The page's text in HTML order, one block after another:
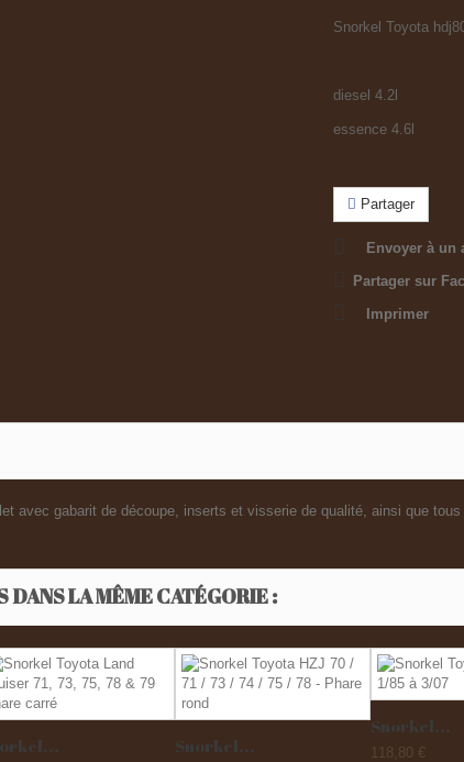
Snorkel Toyota
diesel 4.2l
essence 4.6l
Partager
Envoyer à un
Partager sur
Imprimer
avec gabarit de découpe, inserts et visserie de qualité, ainsi que
DANS LA MÊME CATÉGORIE :
Snorkel...
Snorkel...
118,80 €